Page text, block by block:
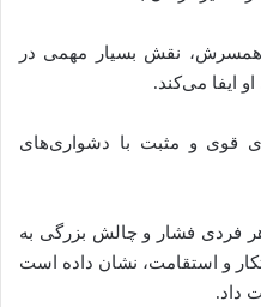
همسرش، نقش بسیار مهمی در
ایفا می‌کند.
قوی و مثبت با دشواری‌های
هر فردی فشار و چالش بزرگی به
و استقامت، نشان داده‌ است
داد.